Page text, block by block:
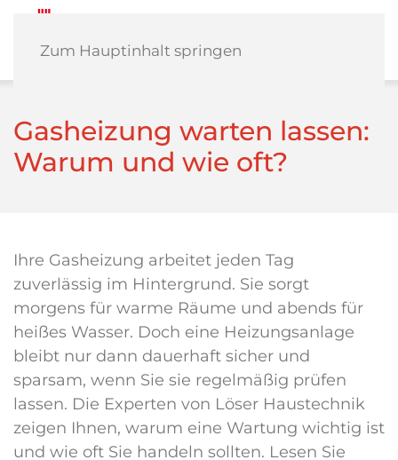
Zum Hauptinhalt springen
Gasheizung warten lassen:
Warum und wie oft?
Ihre Gasheizung arbeitet jeden Tag
zuverlässig im Hintergrund. Sie sorgt
morgens für warme Räume und abends für
heißes Wasser. Doch eine Heizungsanlage
bleibt nur dann dauerhaft sicher und
sparsam, wenn Sie sie regelmäßig prüfen
lassen. Die Experten von Löser Haustechnik
zeigen Ihnen, warum eine Wartung wichtig ist
und wie oft Sie handeln sollten. Lesen Sie